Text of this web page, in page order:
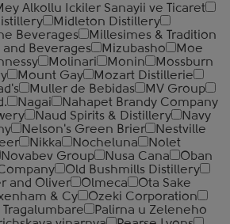
Alkollu Ickiler Sanayii ve Ticaret
Midleton Distillery
Beverages
Millesimes & Tradition
and Beverages
Mizubasho
Moe
Molinari Monin
Mossburn
Mount Gay
Mozart Distillerie
Muller de Bebidas
MV Group
Nagai
Nahapet Brandy Company
Naud Spirits & Distillery
Navy
Nelson's Green Brier
Nestville
Nikka Nocheluna
Nolet
Novabev Group Nusa Cana
Oban
Old Bushmills Distillery
and Oliver Olmeca
Ota Sake
& Cy
Ozeki Corporation
Tragalumbare
Palirna u Zeleneho